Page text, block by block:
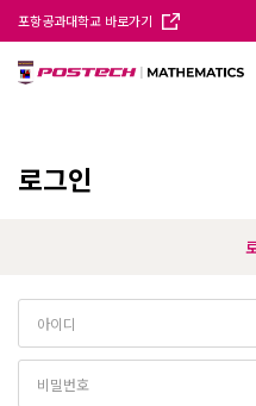
포항공과대학교 바로가기
로그인